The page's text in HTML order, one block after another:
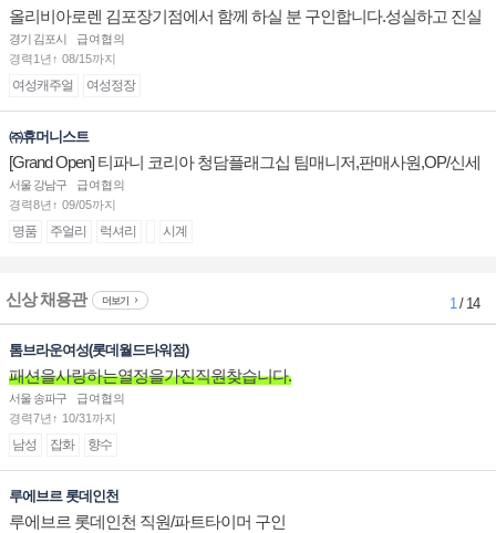
올리비아로렌 김포장기점에서 함께 하실 분 구인합니다.성실하고 진실
된 마음 하나면 됩니다.
경기 김포시
급여협의
경력1년↑ 08/15까지
여성캐주얼 여성정장
㈜휴머니스트
[Grand Open] 티파니 코리아 청담플래그십 팀매니저,판매사원,OP/신세
계대전 판매사원 채용
서울 강남구
급여협의
경력8년↑ 09/05까지
명품 주얼리 럭셔리 시계
신상 채용관 더보기 1/ 14
톰브라운여성(롯데월드타워점)
패션을사랑하는열정을가진직원찾습니다.
서울 송파구
급여협의
경력7년↑ 10/31까지
남성 잡화 향수
루에브르 롯데인천
루에브르 롯데인천 직원/파트타이머 구인